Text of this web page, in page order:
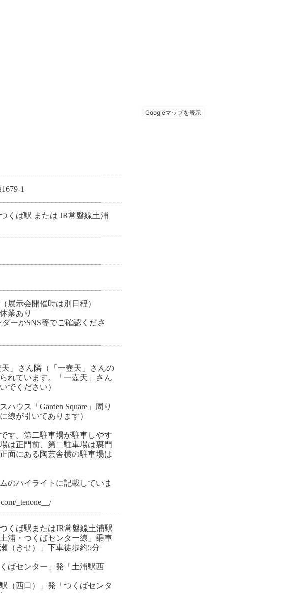
1
くば駅 または JR常磐線土浦
展示会開催時は別日程）
業あり
ーかSNS等でご確認くださ
天」さん隣（「一壺天」さんの
れています。「一壺天」さん
でください）
ウス「Garden Square」周り
線が引いてあります）
す。第二駐車場が駐車しやす
は正門前、第二駐車場は裏門
面にある陶芸舎横の駐車場は
のハイライトに記載していま
_tenone__/
くば駅またはJR常磐線土浦駅
浦・つくばセンター線」乗車
（きせ）」下車徒歩約5分
ばセンター」発「土浦駅西
（西口）」発「つくばセンタ